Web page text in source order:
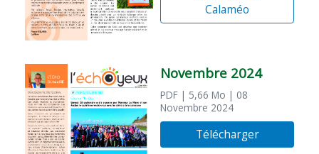
Calaméo
Novembre 2024
PDF | 5,66 Mo | 08
Novembre 2024
Télécharger